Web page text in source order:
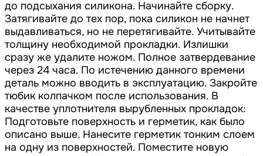
до подсыхания силикона. Начинайте сборку.
Затягивайте до тех пор, пока силикон не начнет
выдавливаться, но не перетягивайте. Учитывайте
толщину необходимой прокладки. Излишки
сразу же удалите ножом. Полное затвердевание
через 24 часа. По истечению данного времени
деталь можно вводить в эксплуатацию. Закройте
тюбик колпачком после использования. В
качестве уплотнителя вырубленных прокладок:
Подготовьте поверхность и герметик, как было
описано выше. Нанесите герметик тонким слоем
на одну из поверхностей. Поместите новую